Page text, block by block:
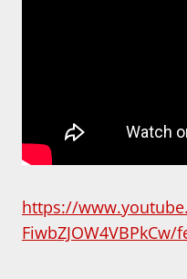
https://
FiwbZJOW4VBPkCw/